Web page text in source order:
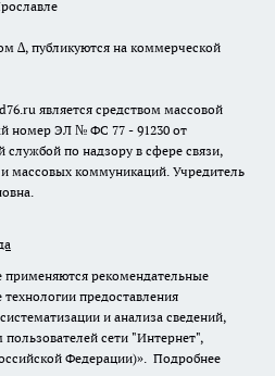
∆, публикуются на коммерческой
является средством массовой
номер ЭЛ № ФС 77 - 91230 от
службой по надзору в сфере связи,
массовых коммуникаций. Учредитель
рекомендательные
предоставления
и анализа сведений,
сети "Интернет",
Федерации)». Подробнее